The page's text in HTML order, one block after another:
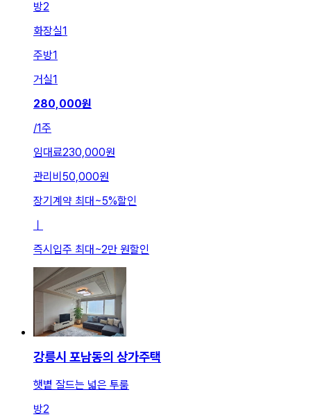
방2
화장실1
주방1
거실1
280,000원
/1주
임대료230,000원
관리비 50,000원
장기계약 최대~5%할인
ㅣ
즉시입주 최대~2만 원할인
강릉시 포남동의 상가주택
햇볕 잘드는 넓은 투룸
방2